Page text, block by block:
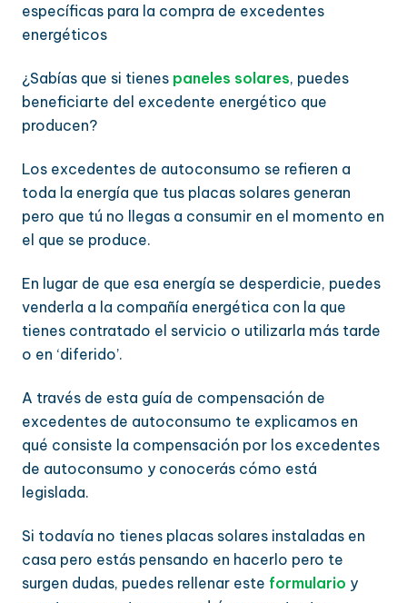
específicas para la compra de excedentes
energéticos
¿Sabías que si tienes paneles solares, puedes
beneficiarte del excedente energético que
producen?
Los excedentes de autoconsumo se refieren a
toda la energía que tus placas solares generan
pero que tú no llegas a consumir en el momento en
el que se produce.
En lugar de que esa energía se desperdicie, puedes
venderla a la compañía energética con la que
tienes contratado el servicio o utilizarla más tarde
o en ‘diferido’.
A través de esta guía de compensación de
excedentes de autoconsumo te explicamos en
qué consiste la compensación por los excedentes
de autoconsumo y conocerás cómo está
legislada.
Si todavía no tienes placas solares instaladas en
casa pero estás pensando en hacerlo pero te
surgen dudas, puedes rellenar este formulario y